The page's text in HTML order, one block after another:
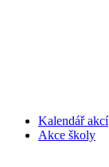
Kalendář akcí
Akce školy